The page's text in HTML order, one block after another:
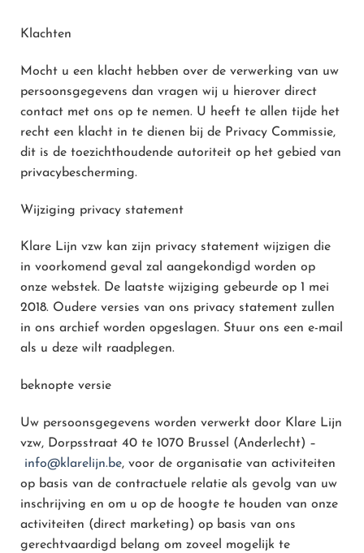
Klachten
Mocht u een klacht hebben over de verwerking van uw
persoonsgegevens dan vragen wij u hierover direct
contact met ons op te nemen. U heeft te allen tijde het
recht een klacht in te dienen bij de Privacy Commissie,
dit is de toezichthoudende autoriteit op het gebied van
privacybescherming.
Wijziging privacy statement
Klare Lijn vzw kan zijn privacy statement wijzigen die
in voorkomend geval zal aangekondigd worden op
onze webstek. De laatste wijziging gebeurde op 1 mei
2018. Oudere versies van ons privacy statement zullen
in ons archief worden opgeslagen. Stuur ons een e-mail
als u deze wilt raadplegen.
beknopte versie
Uw persoonsgegevens worden verwerkt door Klare Lijn
vzw, Dorpsstraat 40 te 1070 Brussel (Anderlecht) –
info@klarelijn.be, voor de organisatie van activiteiten
op basis van de contractuele relatie als gevolg van uw
inschrijving en om u op de hoogte te houden van onze
activiteiten (direct marketing) op basis van ons
gerechtvaardigd belang om zoveel mogelijk te